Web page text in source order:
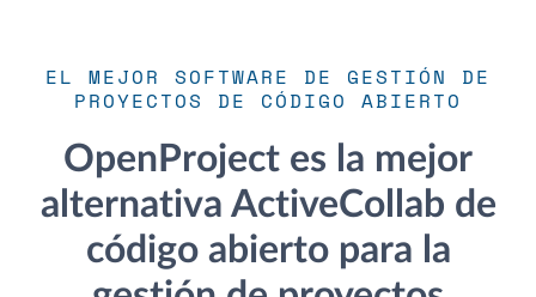
EL MEJOR SOFTWARE DE GESTIÓN DE
PROYECTOS DE CÓDIGO ABIERTO
OpenProject es la mejor
alternativa ActiveCollab de
código abierto para la